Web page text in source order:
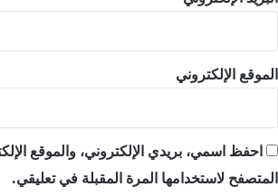
الموقع الإلكتروني
احفظ اسمي، بريدي الإلكتروني، والموقع
المتصفح لاستخدامها المرة المقبلة في تعليقي.